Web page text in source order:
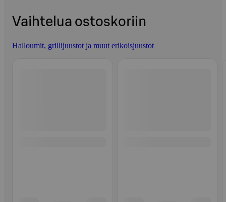
Vaihtelua ostoskoriin
Halloumit, grillijuustot ja muut erikoisjuustot